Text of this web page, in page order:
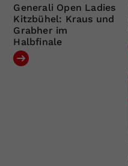
Generali Open Ladies
Kitzbühel: Kraus und
Grabher im
Halbfinale